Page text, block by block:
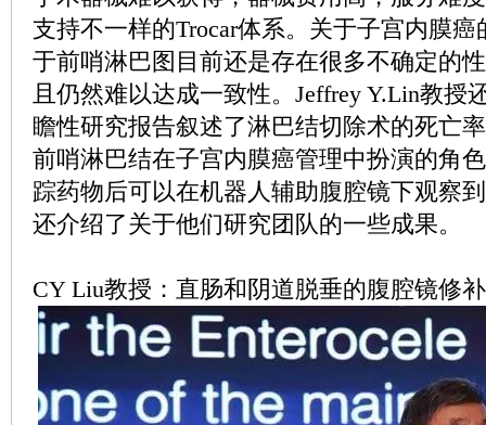
支持不一样的Trocar体系。关于子宫内膜
于前哨淋巴图目前还是存在很多不确定的
且仍然难以达成一致性。Jeffrey Y.Lin教授
瞻性研究报告叙述了淋巴结切除术的死亡
前哨淋巴结在子宫内膜癌管理中扮演的角
踪药物后可以在机器人辅助腹腔镜下观察
还介绍了关于他们研究团队的一些成果。
CY Liu教授：直肠和阴道脱垂的腹腔镜修